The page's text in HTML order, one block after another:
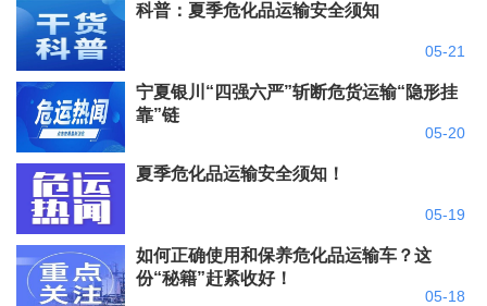
科普：夏季危化品运输安全须知
05-21
宁夏银川“四强六严”斩断危货运输“隐形挂
靠”链
05-20
夏季危化品运输安全须知！
05-19
如何正确使用和保养危化品运输车？这
份“秘籍”赶紧收好！
05-18